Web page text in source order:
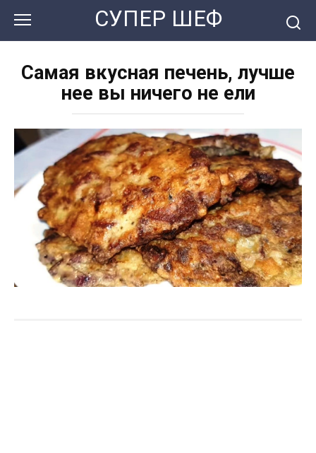
контенту
СУПЕР ШЕФ
Самая вкусная печень, лучше
нее вы ничего не ели